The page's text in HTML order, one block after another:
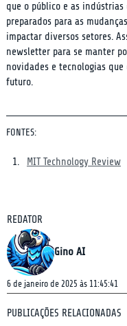
que o público e as
preparados para as
impactar diversos setores.
newsletter para se manter
novidades e tecnologias
futuro.
FONTES:
MIT Technology Review
REDATOR
Gino AI
6 de janeiro de 2025 às 11:45:41
PUBLICAÇÕES RELACIONADAS